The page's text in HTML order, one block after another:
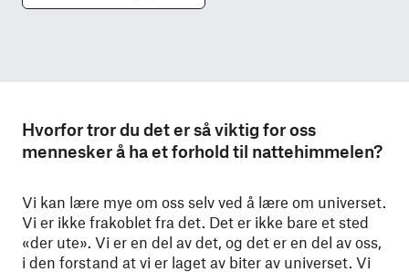
Hvorfor tror du det er så viktig for oss
mennesker å ha et forhold til nattehimmelen?
Vi kan lære mye om oss selv ved å lære om universet.
Vi er ikke frakoblet fra det. Det er ikke bare et sted
«der ute». Vi er en del av det, og det er en del av oss,
i den forstand at vi er laget av biter av universet. Vi